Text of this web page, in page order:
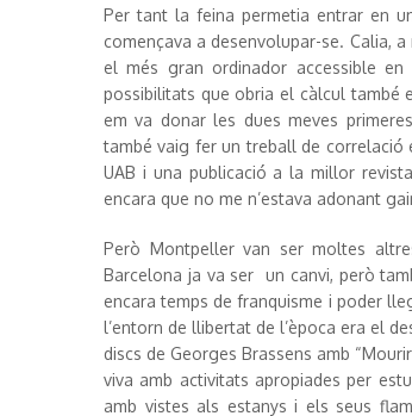
Per tant la feina permetia entrar en
començava a desenvolupar-se. Calia,
el més gran ordinador accessible
possibilitats que obria el càlcul també
em va donar les dues meves
també vaig fer un treball de correlació
UAB i una publicació a la millor
encara que no me n’estava adonant
Però Montpeller van ser moltes
Barcelona ja va ser un canvi, però
encara temps de franquisme i poder
l’entorn de llibertat de l’època era el
discs de Georges Brassens amb
viva amb activitats apropiades per
amb vistes als estanys i els seus